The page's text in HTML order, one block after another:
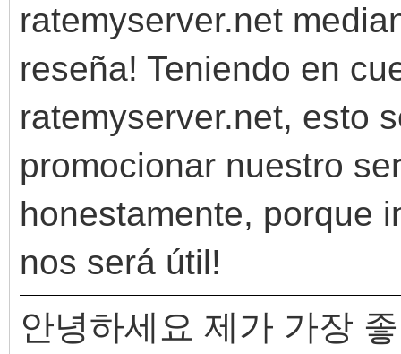
ratemyserver.net
reseña! Teniendo en
ratemyserver.net, esto
promocionar nuestro
honestamente, porque
nos será útil!
안녕하세요 제가 가장